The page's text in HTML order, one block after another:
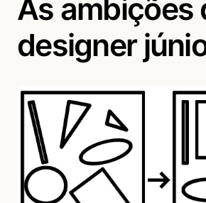
As ambições
designer